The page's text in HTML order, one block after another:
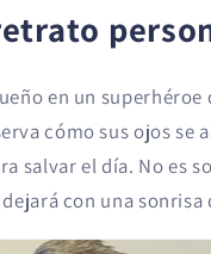
en un
cómo sus ojos se
salvar el día. No es
con una sonrisa